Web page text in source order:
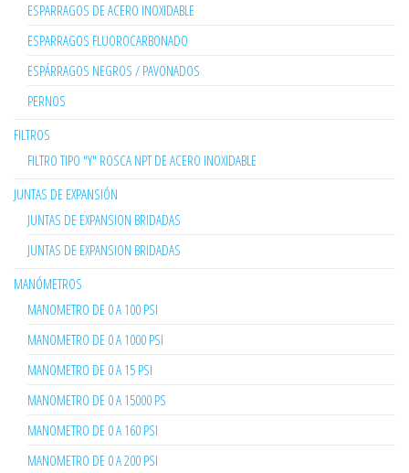
ESPARRAGOS DE ACERO INOXIDABLE
ESPARRAGOS FLUOROCARBONADO
ESPÁRRAGOS NEGROS / PAVONADOS
PERNOS
FILTROS
FILTRO TIPO "Y" ROSCA NPT DE ACERO INOXIDABLE
JUNTAS DE EXPANSIÓN
JUNTAS DE EXPANSION BRIDADAS
JUNTAS DE EXPANSION BRIDADAS
MANÓMETROS
MANOMETRO DE 0 A 100 PSI
MANOMETRO DE 0 A 1000 PSI
MANOMETRO DE 0 A 15 PSI
MANOMETRO DE 0 A 15000 PS
MANOMETRO DE 0 A 160 PSI
MANOMETRO DE 0 A 200 PSI